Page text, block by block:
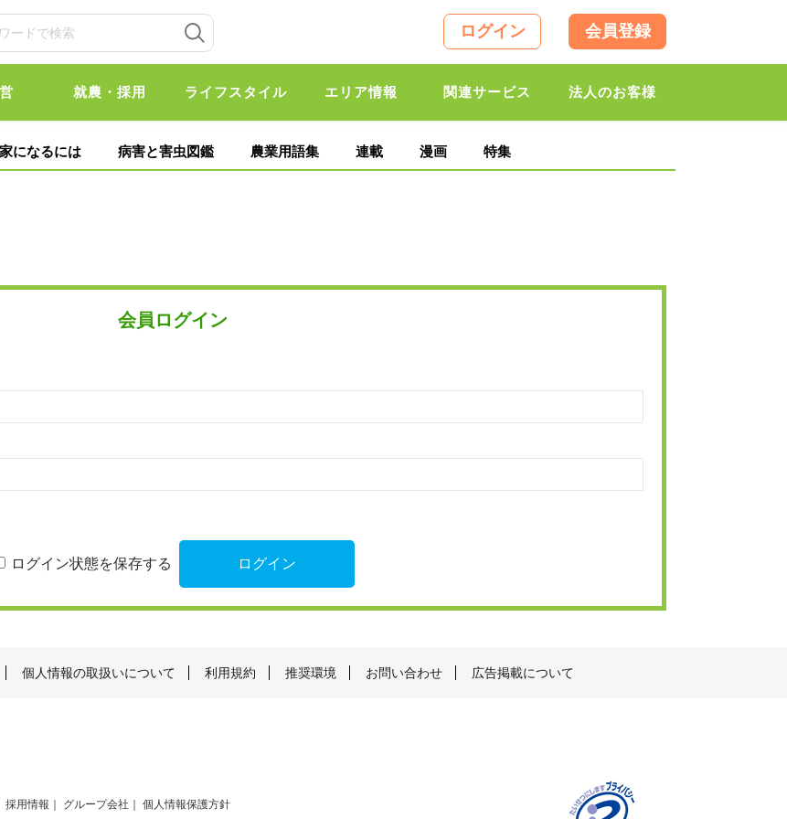
ログイン 会員登録
就農・採用 ライフスタイル エリア情報 関連サービス 法人のお客様
になるには 病害と害虫図鑑 農業用語集 連載 漫画 特集
会員ログイン
ログイン状態を保存する
個人情報の取扱いについて 利用規約 推奨環境 お問い合わせ 広告掲載について
採用情報 グループ会社 個人情報保護方針